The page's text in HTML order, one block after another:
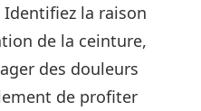
la raison
de la ceinture,
des douleurs
de profiter